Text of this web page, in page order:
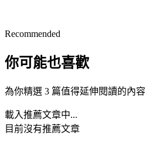
Recommended
你可能也喜歡
為你精選 3 篇值得延伸閱讀的內容
載入推薦文章中...
目前沒有推薦文章